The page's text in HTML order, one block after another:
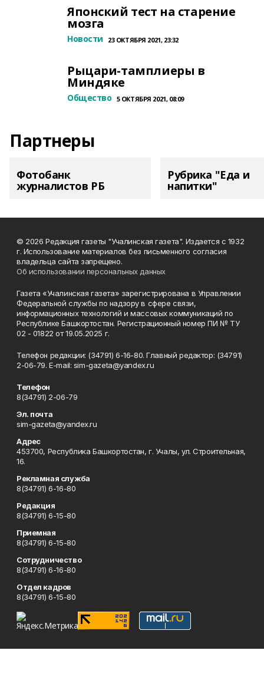
Японский тест на старение
мозга
Новости 23 ОКТЯБРЯ 2021, 23:32
Рыцари-тамплиеры в
Миндяке
Общество 5 ОКТЯБРЯ 2021, 08:09
Партнеры
Фотобанк
журналистов РБ
Рубрика "Еда и
напитки"
© 2026 Редакция газеты "Учалинская газета". Издается с 1932
г. Использование материалов без письменного согласия
владельца сайта запрещено.
Об использовании персональных данных
Газета «Учалинская газета» зарегистрирована в Управлении
Федеральной службы по надзору в сфере связи,
информационных технологий и массовых коммуникаций по
Республике Башкортостан. Регистрационный номер ПИ № ТУ
02 - 01822 от 19.05.2025 г.
Телефон редакции: (34791) 6-16-80. Главный редактор: (34791)
2-06-79. Е-mаil: sim-gazeta@yandex.ru
Телефон
8(34791) 2-06-79
Эл. почта
sim-gazeta@yandex.ru
Адрес
453700, Республика Башкортостан, г. Учалы, ул. Строительная,
16.
Рекламная служба
8(34791) 6-16-80
Редакция
8(34791) 6-15-80
Приемная
8(34791) 6-15-80
Сотрудничество
8(34791) 6-16-80
Отдел кадров
8(34791) 6-15-80